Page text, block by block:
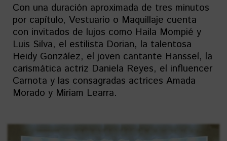
Con una duración aproximada de tres minutos
por capítulo, Vestuario o Maquillaje cuenta
con invitados de lujos como Haila Mompié y
Luis Silva, el estilista Dorian, la talentosa
Heidy González, el joven cantante Hanssel, la
carismática actriz Daniela Reyes, el influencer
Carnota y las consagradas actrices Amada
Morado y Miriam Learra.